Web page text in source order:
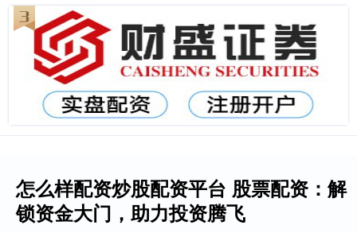
怎么样配资炒股配资平台 股票配资：解
锁资金大门，助力投资腾飞